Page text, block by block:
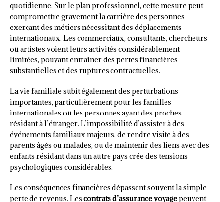
quotidienne. Sur le plan professionnel, cette mesure peut
compromettre gravement la carrière des personnes
exerçant des métiers nécessitant des déplacements
internationaux. Les commerciaux, consultants, chercheurs
ou artistes voient leurs activités considérablement
limitées, pouvant entraîner des pertes financières
substantielles et des ruptures contractuelles.
La vie familiale subit également des perturbations
importantes, particulièrement pour les familles
internationales ou les personnes ayant des proches
résidant à l’étranger. L’impossibilité d’assister à des
événements familiaux majeurs, de rendre visite à des
parents âgés ou malades, ou de maintenir des liens avec des
enfants résidant dans un autre pays crée des tensions
psychologiques considérables.
Les conséquences financières dépassent souvent la simple
perte de revenus. Les contrats d’assurance voyagepeuvent